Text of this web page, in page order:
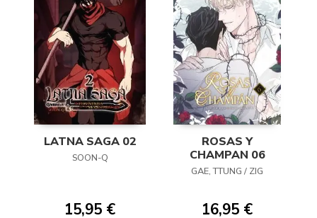
LATNA SAGA 02
SOON-Q
15,95 €
ROSAS Y
CHAMPAN 06
GAE, TTUNG / ZIG
16,95 €